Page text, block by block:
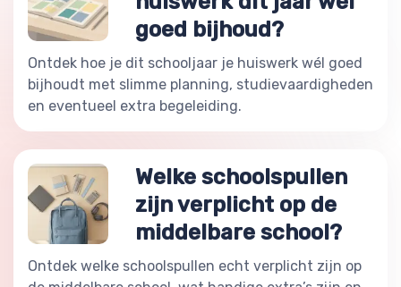
goed bijhoud?
Ontdek hoe je dit schooljaar je huiswerk wél goed
bijhoudt met slimme planning, studievaardigheden
en eventueel extra begeleiding.
Welke schoolspullen
zijn verplicht op de
middelbare school?
Ontdek welke schoolspullen echt verplicht zijn op